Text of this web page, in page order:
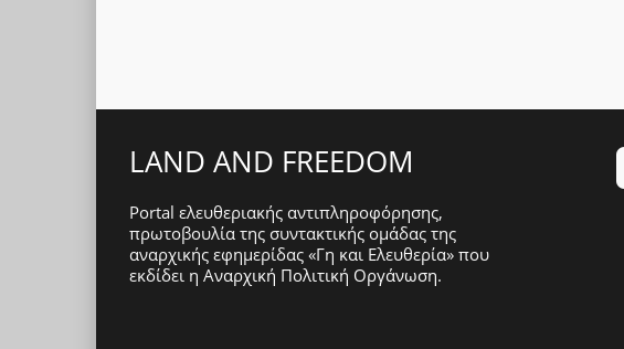
LAND AND FREEDOM
Portal ελευθεριακής αντιπληροφόρησης,
πρωτοβουλία της συντακτικής ομάδας της
αναρχικής εφημερίδας «Γη και Ελευθερία» που
εκδίδει η Αναρχική Πολιτική Οργάνωση.